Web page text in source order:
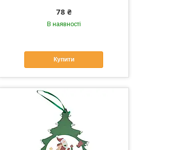
78 ₴
В наявності
Купити